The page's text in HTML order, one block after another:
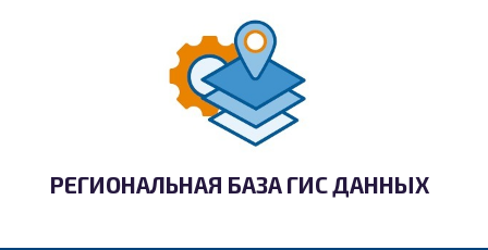
РЕГИОНАЛЬНАЯ БАЗА ГИС ДАННЫХ